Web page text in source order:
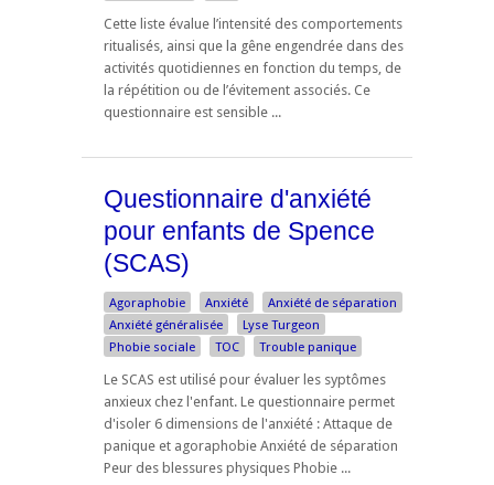
Cette liste évalue l’intensité des comportements
ritualisés, ainsi que la gêne engendrée dans des
activités quotidiennes en fonction du temps, de
la répétition ou de l’évitement associés. Ce
questionnaire est sensible ...
Questionnaire d'anxiété
pour enfants de Spence
(SCAS)
Agoraphobie Anxiété
Anxiété de séparation
Anxiété généralisée
Lyse Turgeon
Phobie sociale
TOC Trouble panique
Le SCAS est utilisé pour évaluer les syptômes
anxieux chez l'enfant. Le questionnaire permet
d'isoler 6 dimensions de l'anxiété : Attaque de
panique et agoraphobie Anxiété de séparation
Peur des blessures physiques Phobie ...